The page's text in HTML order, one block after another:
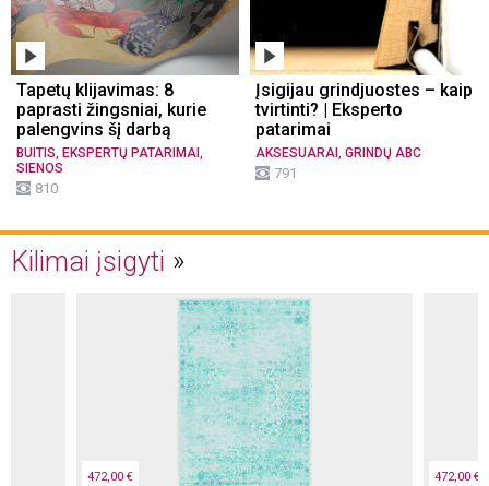
Tapetų klijavimas: 8
paprasti žingsniai, kurie
palengvins šį darbą
BUITIS, EKSPERTŲ PATARIMAI ,
SIENOS
810
Įsigijau grindjuostes – kaip
tvirtinti? | Eksperto
patarimai
AKSESUARAI , GRINDŲ ABC
791
Kilimai įsigyti
472,00 € 472,00 €